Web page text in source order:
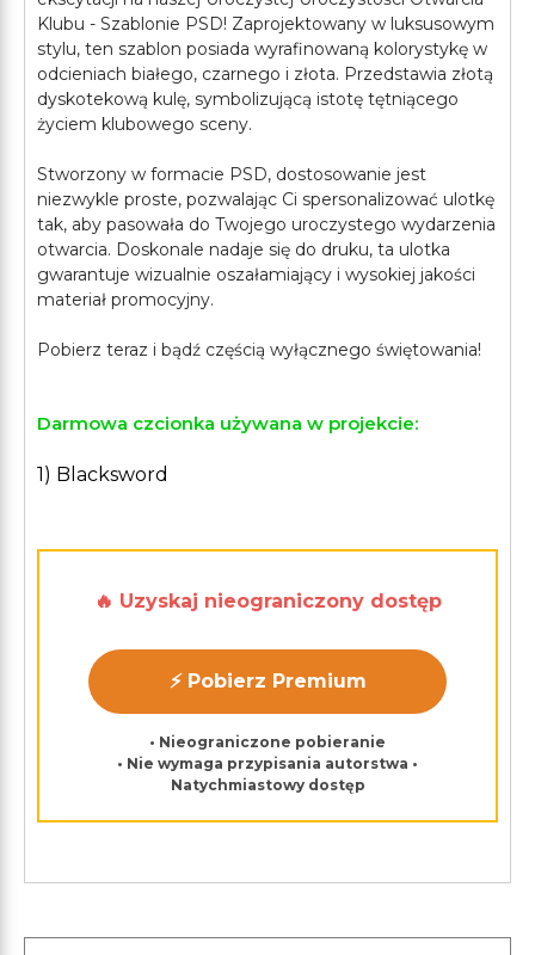
Klubu - Szablonie PSD! Zaprojektowany w luksusowym
stylu, ten szablon posiada wyrafinowaną kolorystykę w
odcieniach białego, czarnego i złota. Przedstawia złotą
dyskotekową kulę, symbolizującą istotę tętniącego
życiem klubowego sceny.
Stworzony w formacie PSD, dostosowanie jest
niezwykle proste, pozwalając Ci spersonalizować ulotkę
tak, aby pasowała do Twojego uroczystego wydarzenia
otwarcia. Doskonale nadaje się do druku, ta ulotka
gwarantuje wizualnie oszałamiający i wysokiej jakości
materiał promocyjny.
Darmowa czcionka używana w projekcie:
1) Blacksword
🔥 Uzyskaj nieograniczony dostęp
⚡ Pobierz Premium
• Nieograniczone pobieranie
• Nie wymaga przypisania autorstwa •
Natychmiastowy dostęp